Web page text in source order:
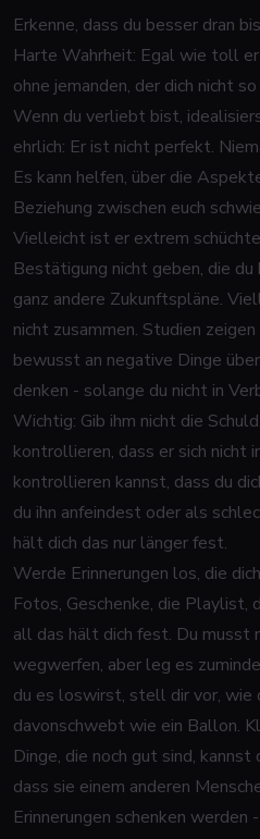
Erkenne, dass du besser dran
Harte Wahrheit: Egal wie toll
ohne jemanden, der dich nicht
Wenn du verliebt bist,
ehrlich: Er ist nicht perfekt.
Es kann helfen, über die
Beziehung zwischen euch
Vielleicht ist er extrem
Bestätigung nicht geben, die
ganz andere Zukunftspläne.
nicht zusammen. Studien
bewusst an negative Dinge
denken - solange du nicht in
Wichtig: Gib ihm nicht die
kontrollieren, dass er sich nicht
kontrollieren kannst, dass du
du ihn anfeindest oder als
hält dich das nur länger fest.
Werde Erinnerungen los, die
Fotos, Geschenke, die Playlist,
all das hält dich fest. Du musst
wegwerfen, aber leg es
du es loswirst, stell dir vor, wie
davonschwebt wie ein Ballon.
Dinge, die noch gut sind, kannst
dass sie einem anderen
Erinnerungen schenken werden